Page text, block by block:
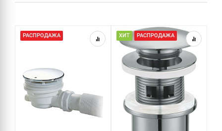
ДУШ
ДУШЕВЫЕ ГАРНИТУРЫ
РАСПРОДАЖА ХИТ РАСПРОДАЖА